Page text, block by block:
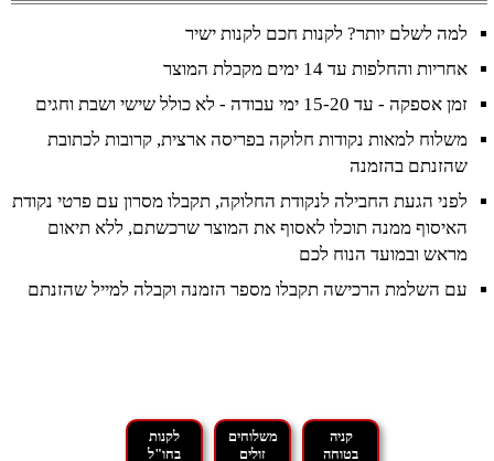
למה לשלם יותר? לקנות חכם לקנות ישיר
אחריות והחלפות עד 14 ימים מקבלת המוצר
זמן אספקה - עד 15-20 ימי עבודה - לא כולל שישי ושבת וחגים
משלוח למאות נקודות חלוקה בפריסה ארצית, קרובות לכתובת
שהזנתם בהזמנה
לפני הגעת החבילה לנקודת החלוקה, תקבלו מסרון עם פרטי נקודת
האיסוף ממנה תוכלו לאסוף את המוצר שרכשתם, ללא תיאום
מראש ובמועד הנוח לכם
עם השלמת הרכישה תקבלו מספר הזמנה וקבלה למייל שהזנתם
קניה
בטוחה
משלוחים
זולים
לקנות
בחו"ל